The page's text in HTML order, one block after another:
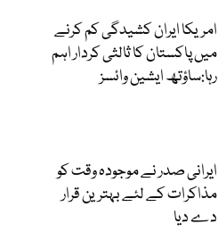
امریکا ایران کشیدگی کم کرنے
میں پاکستان کا ثالثی کردار اہم
رہا:ساؤتھ ایشین وائسز
ایرانی صدر نے موجودہ وقت کو
مذاکرات کے لئے بہترین قرار
دے دیا